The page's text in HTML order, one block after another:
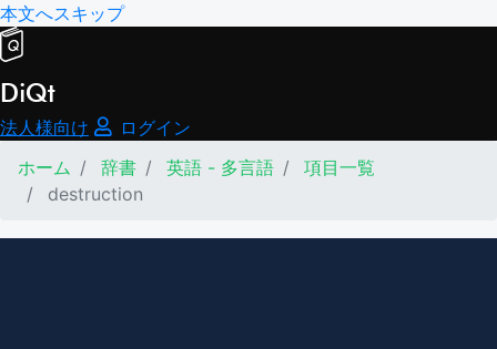
本文へスキップ
DiQt
法人様向け
ログイン
ホーム
辞書 英語 - 多言語
項目一覧
destruction